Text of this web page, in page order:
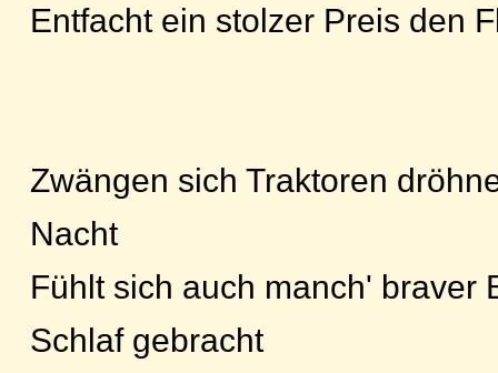
Entfacht ein stolzer Preis den
Zwängen sich Traktoren
Nacht
Fühlt sich auch manch' braver
Schlaf gebracht